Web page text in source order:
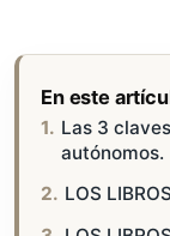
En este
Las 3
autónomos.
LOS